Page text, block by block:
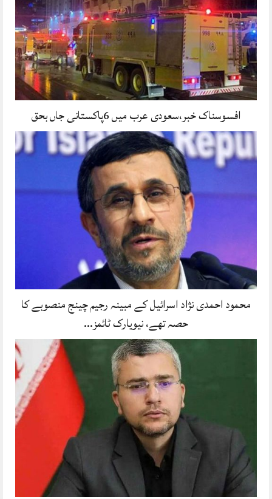
افسوسناک خبر،سعودی عرب میں 6پاکستانی جاں بحق
محمود احمدی نژاد اسرائیل کے مبینہ رجیم چینج منصوبے کا
حصہ تھے، نیویارک ٹائمز…